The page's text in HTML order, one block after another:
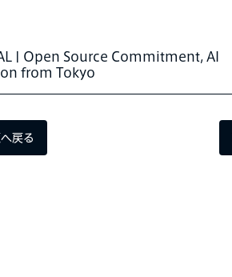
| Open Source Commitment, AI
from Tokyo
戻る